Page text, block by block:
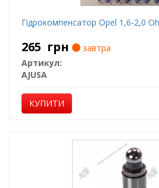
Гідрокомпенсатор Opel 1,6-2,0
265 грн
завтра
Артикул:
AJUSA
КУПИТИ